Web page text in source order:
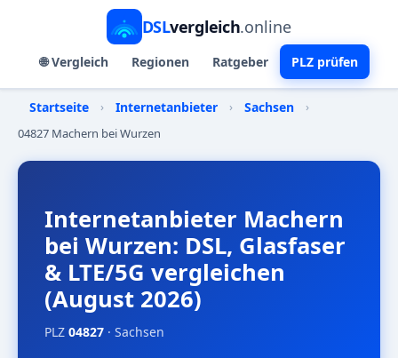
DSLvergleich.online
🌐 Vergleich Regionen Ratgeber PLZ prüfen
Startseite › Internetanbieter › Sachsen
›
04827 Machern bei Wurzen
Internetanbieter Machern
bei Wurzen: DSL, Glasfaser
& LTE/5G vergleichen
(August 2026)
PLZ 04827 · Sachsen